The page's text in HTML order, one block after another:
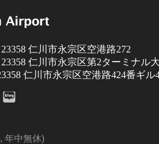
仁川市永宗区空港路272
仁川市永宗区第2ターミナル
仁川市永宗区空港路424番ギル
年中無休)